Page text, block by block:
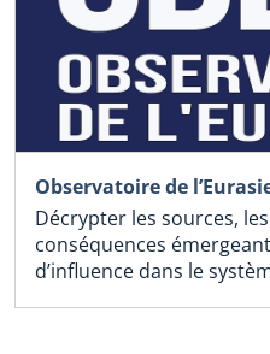
Observatoire de
Décrypter les sources,
conséquences
d’influence dans le